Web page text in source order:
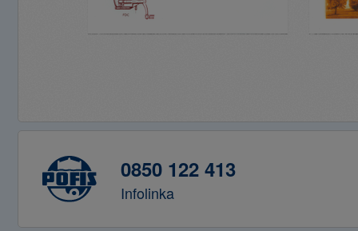
0850 122 413
Infolinka